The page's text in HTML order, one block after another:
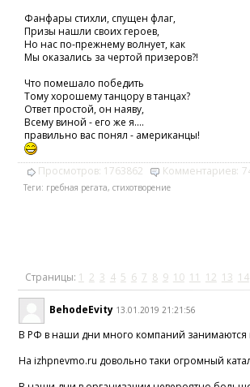
Фанфары стихли, спущен флаг,
Призы нашли своих героев,
Но нас по-прежнему волнует, как
Мы оказались за чертой призеров?!
Что помешало победить
Тому хорошему танцору в танцах?
Ответ простой, он наяву,
Всему виной - его же я....
правильно вас понял - американцы!
Просмотров: 1763862 Комментариев:
Теги: гребная регата, стихотворение
Страницы: 1 2 3 4 5 6 7 8 9 10 11 12 13 14
BehodeEvity 13.01.2019 21:21:56
В РФ в наши дни много компаний занимаются
На izhpnevmo.ru довольно таки огромный